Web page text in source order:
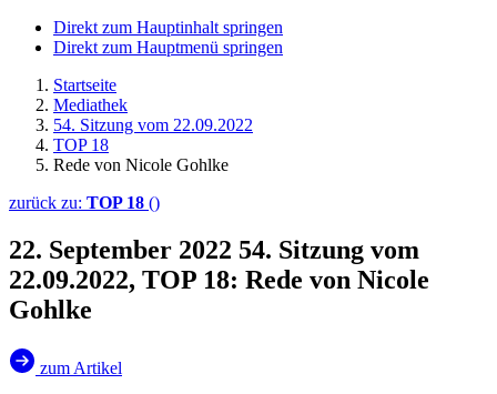
Direkt zum Hauptinhalt springen
Direkt zum Hauptmenü springen
Startseite
Mediathek
54. Sitzung vom 22.09.2022
TOP 18
Rede von Nicole Gohlke
zurück zu: TOP 18 ()
22. September 2022 54. Sitzung vom
22.09.2022, TOP 18: Rede von Nicole
Gohlke
zum Artikel